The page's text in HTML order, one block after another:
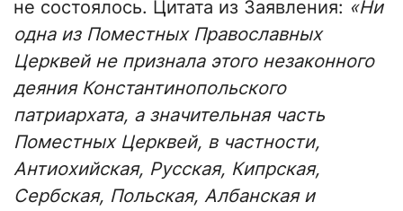
не состоялось. Цитата из Заявления: «Ни
одна из Поместных Православных
Церквей не признала этого незаконного
деяния Константинопольского
патриархата, а значительная часть
Поместных Церквей, в частности,
Антиохийская, Русская, Кипрская,
Сербская, Польская, Албанская и